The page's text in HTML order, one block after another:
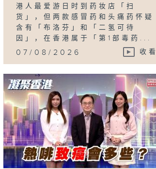
港人最爱游日时到药妆店「扫
货」，但两款感冒药和头痛药怀疑
含有「布洛芬」和「二氢可待
因」，在香港属于「第1部毒药...
07/08/2026 收看